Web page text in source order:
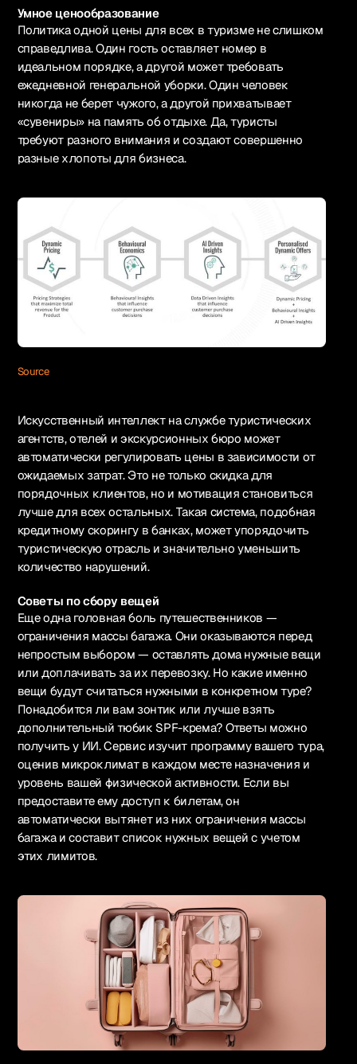
Умное ценообразование
Политика одной цены для всех в туризме не слишком
справедлива. Один гость оставляет номер в
идеальном порядке, а другой может требовать
ежедневной генеральной уборки. Один человек
никогда не берет чужого, а другой прихватывает
«сувениры» на память об отдыхе. Да, туристы
требуют разного внимания и создают совершенно
разные хлопоты для бизнеса.
Source
Искусственный интеллект на службе туристических
агентств, отелей и экскурсионных бюро может
автоматически регулировать цены в зависимости от
ожидаемых затрат. Это не только скидка для
порядочных клиентов, но и мотивация становиться
лучше для всех остальных. Такая система, подобная
кредитному скорингу в банках, может упорядочить
туристическую отрасль и значительно уменьшить
количество нарушений.
Советы по сбору вещей
Еще одна головная боль путешественников —
ограничения массы багажа. Они оказываются перед
непростым выбором — оставлять дома нужные вещи
или доплачивать за их перевозку. Но какие именно
вещи будут считаться нужными в конкретном туре?
Понадобится ли вам зонтик или лучше взять
дополнительный тюбик SPF-крема? Ответы можно
получить у ИИ. Сервис изучит программу вашего тура,
оценив микроклимат в каждом месте назначения и
уровень вашей физической активности. Если вы
предоставите ему доступ к билетам, он
автоматически вытянет из них ограничения массы
багажа и составит список нужных вещей с учетом
этих лимитов.